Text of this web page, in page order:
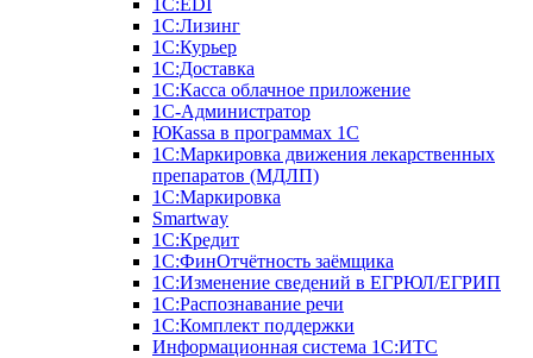
1С:ЕDI
1С:Лизинг
1С:Курьер
1С:Доставка
1С:Касса облачное приложение
1С-Администратор
ЮКаssа в программах 1С
1С:Маркировка движения лекарственных
препаратов (МДЛП)
1С:Маркировка
Smartway
1С:Кредит
1С:ФинОтчётность заёмщика
1С:Изменение сведений в ЕГРЮЛ/ЕГРИП
1С:Распознавание речи
1С:Комплект поддержки
Информационная система 1С:ИТС